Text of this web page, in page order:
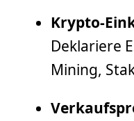
Krypto-
Deklariere
Mining,